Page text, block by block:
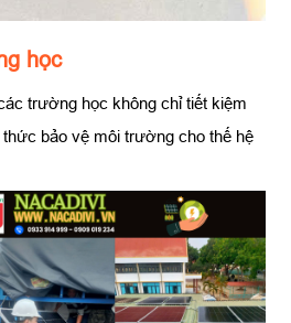
học
trường học không chỉ tiết kiệm
bảo vệ môi trường cho thế hệ